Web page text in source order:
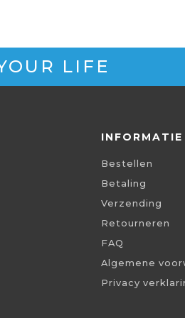
LIFE
INFORMATIE
Bestellen
Betaling
Verzending
Retourneren
FAQ
Algemene
Privacy